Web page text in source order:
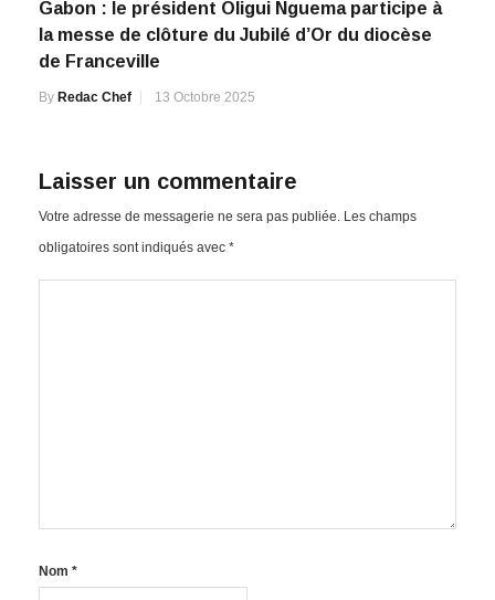
Gabon : le président Oligui Nguema participe à
la messe de clôture du Jubilé d’Or du diocèse
de Franceville
By Redac Chef 13 Octobre 2025
Laisser un commentaire
Votre adresse de messagerie ne sera pas publiée. Les champs
obligatoires sont indiqués avec *
Nom *